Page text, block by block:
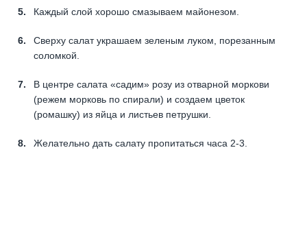
Каждый слой хорошо смазываем майонезом.
Сверху салат украшаем зеленым луком, порезанным
соломкой.
В центре салата «садим» розу из отварной моркови
(режем морковь по спирали) и создаем цветок
(ромашку) из яйца и листьев петрушки.
Желательно дать салату пропитаться часа 2-3.